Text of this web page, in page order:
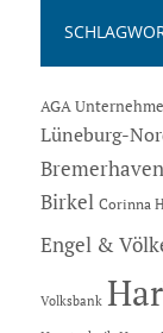
AGA
Lüneburg-
Bremerhaven
Birkel Corinna
Engel &
Volksbank